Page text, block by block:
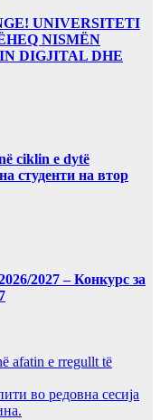
UNIVERSITETI
NISMËN
DIGJITAL DHE
ciklin e dytë
студенти на втор
2027 – Конкурс за
afatin e rregullt të
во редовна сесија